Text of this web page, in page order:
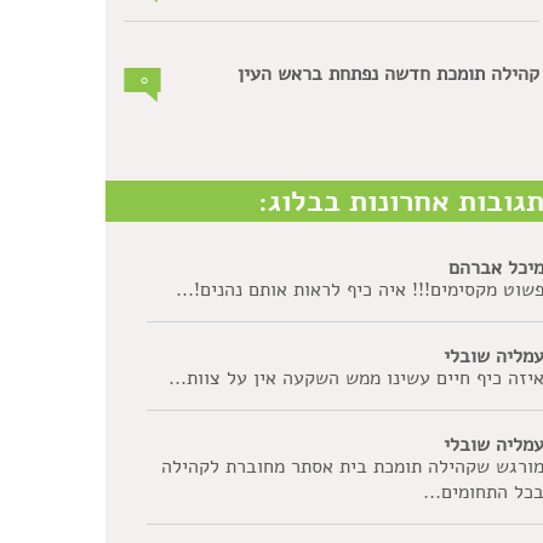
קהילה תומכת חדשה נפתחת בראש העין 0
תגובות אחרונות בבלוג:
מיכל אברהם
פשוט מקסימים!!! איה כיף לראות אותם נהנים!...
עמליה שובלי
איזה כיף חיים עשינו ממש השקעה אין על צוות...
עמליה שובלי
מורגש שקהילה תומכת בית אסתר מחוברת לקהילה
בכל התחומים...